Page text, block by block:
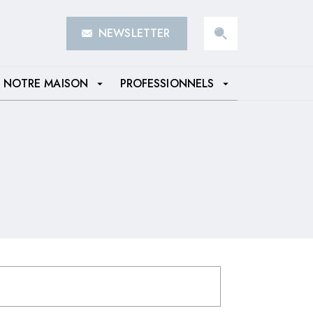
NEWSLETTER
NOTRE MAISON arrow_drop_down PROFESSIONNELS arrow_drop_down